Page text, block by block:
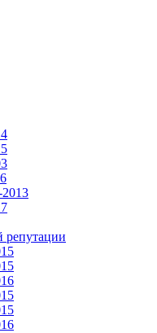
репутации